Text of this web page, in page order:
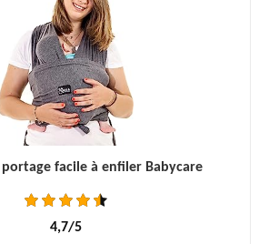
portage facile à enfiler Babycare
4,7/5